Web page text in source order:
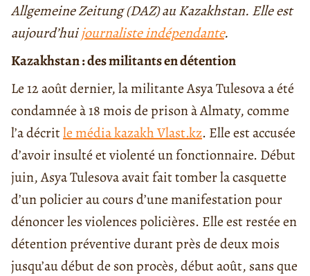
Allgemeine Zeitung (DAZ) au Kazakhstan. Elle est
aujourd’huijournaliste indépendante.
Kazakhstan : des militants en détention
Le 12 août dernier, la militante Asya Tulesova a été
condamnée à 18 mois de prison à Almaty, comme
l’a décritle média kazakh Vlast.kz. Elle est accusée
d’avoir insulté et violenté un fonctionnaire. Début
juin, Asya Tulesova avait fait tomber la casquette
d’un policier au cours d’une manifestation pour
dénoncer les violences policières. Elle est restée en
détention préventive durant près de deux mois
jusqu’au début de son procès, début août, sans que